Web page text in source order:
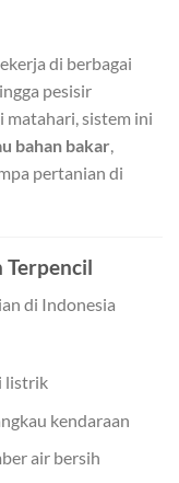
di berbagai
pesisir
matahari, sistem ini
bahan bakar
pertanian di
Terpencil
di Indonesia
listrik
kendaraan
air bersih